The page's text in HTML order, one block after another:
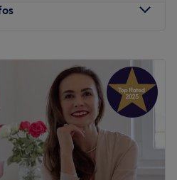
08:00
20:00
08:00– 20:00
08:00–20:00
08:00–
20:00
08:00–15:00
Geschlossen